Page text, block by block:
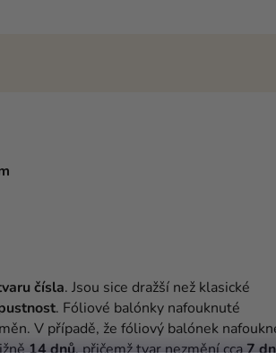
čísla. Jsou sice dražší než klasické
. Fóliové balónky nafouknuté
. V případě, že fóliový balónek
14dnů,přičemž tvarnezměnícca7